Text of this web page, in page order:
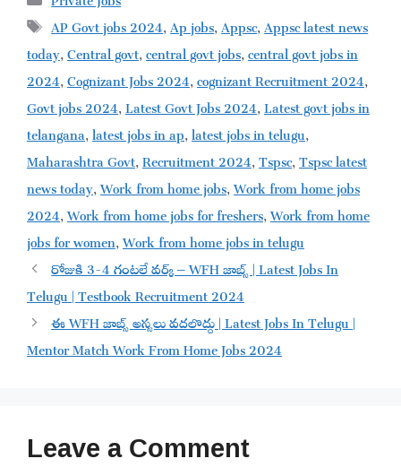
Tags
AP Govt jobs 2024,Ap jobs,Appsc,Appsc latest news
today,Central govt,central govt jobs,central govt jobs in
2024,Cognizant Jobs 2024,cognizant Recruitment 2024,
Govt jobs 2024,Latest Govt Jobs 2024,Latest govt jobs in
telangana,latest jobs in ap,latest jobs in telugu,
Maharashtra Govt,Recruitment 2024,Tspsc,Tspsc latest
news today,Work from home jobs,Work from home jobs
2024,Work from home jobs for freshers,Work from home
jobs for women,Work from home jobs in telugu
రోజుకి 3-4 గంటలే వర్క్ – WFH జాబ్స్ | Latest Jobs In
Telugu | Testbook Recruitment 2024
ఈ WFH జాబ్స్ అస్సలు వదలొద్దు | Latest Jobs In Telugu |
Mentor Match Work From Home Jobs 2024
Leave a Comment